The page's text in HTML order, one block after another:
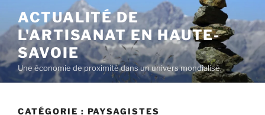
contenu
principal
ACTUALITÉ DE
L'ARTISANAT EN HAUTE-
SAVOIE
Une économie de proximité dans un univers mondialisé.
CATÉGORIE : PAYSAGISTES